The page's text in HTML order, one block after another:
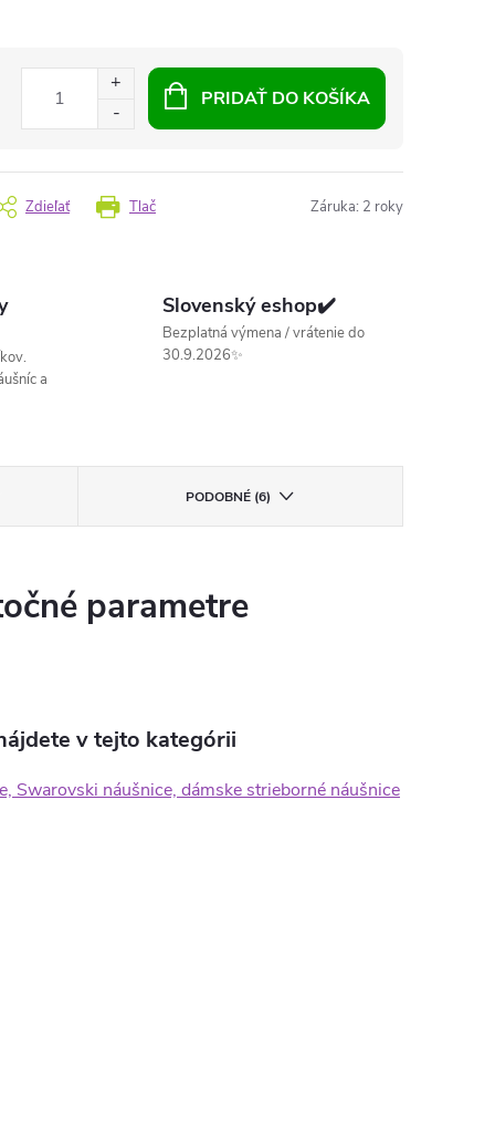
PRIDAŤ DO KOŠÍKA
Tlač
Zdieľať Záruka: 2 roky
a
Slovenský eshop✔️
Bezplatná výmena / vrátenie do
30.9.2026✨
PODOBNÉ (6)
parametre
v tejto kategórii
Swarovski náušnice, dámske strieborné náušnice